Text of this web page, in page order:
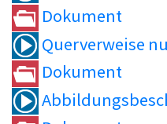
Dokument
Querverweise
Dokument